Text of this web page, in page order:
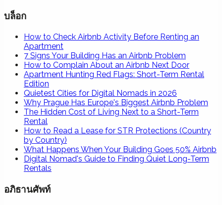
บล็อก
How to Check Airbnb Activity Before Renting an
Apartment
7 Signs Your Building Has an Airbnb Problem
How to Complain About an Airbnb Next Door
Apartment Hunting Red Flags: Short-Term Rental
Edition
Quietest Cities for Digital Nomads in 2026
Why Prague Has Europe's Biggest Airbnb Problem
The Hidden Cost of Living Next to a Short-Term
Rental
How to Read a Lease for STR Protections (Country
by Country)
What Happens When Your Building Goes 50% Airbnb
Digital Nomad's Guide to Finding Quiet Long-Term
Rentals
อภิธานศัพท์